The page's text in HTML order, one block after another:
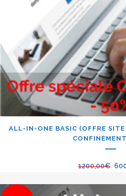
ALL-IN-ONE BASIC (OFFRE SITE
1200,00€